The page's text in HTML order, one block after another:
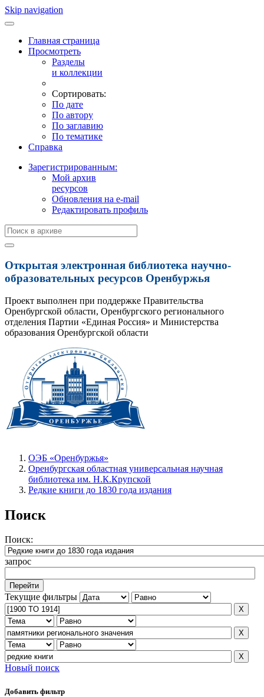
Skip navigation
Главная страница
Просмотреть
Разделы
и коллекции
Сортировать:
По дате
По автору
По заглавию
По тематике
Справка
Зарегистрированным:
Мой архив
ресурсов
Обновления на e-mail
Редактировать профиль
Открытая электронная библиотека научно-
образовательных ресурсов Оренбуржья
Проект выполнен при поддержке Правительства
Оренбургской области, Оренбургского регионального
отделения Партии «Единая Россия» и Министерства
образования Оренбургской области
ОЭБ «Оренбуржья»
Оренбургская областная универсальная научная
библиотека им. Н.К.Крупской
Редкие книги до 1830 года издания
Поиск
Поиск:
запрос
Текущие фильтры
Новый поиск
Добавить фильтр